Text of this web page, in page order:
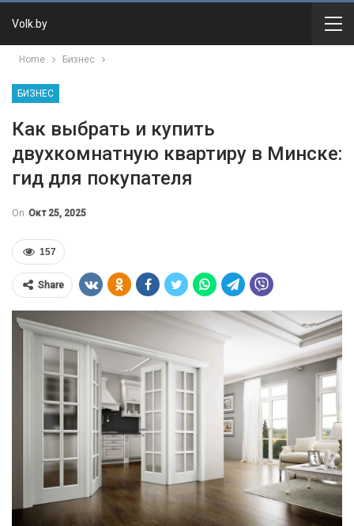
Volk.by
Home Бизнес
БИЗНЕС
Как выбрать и купить
двухкомнатную квартиру в Минске:
гид для покупателя
On Окт 25, 2025
157
Share